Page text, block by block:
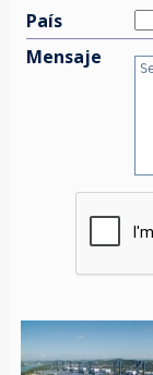
País
Mensaje